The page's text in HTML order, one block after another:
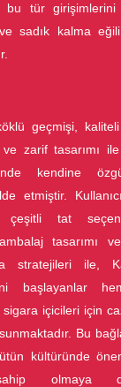
bu tür girişimlerini
sadık kalma
geçmişi,
ve zarif tasarımı
kendine
etmiştir.
çeşitli tat
tasarımı
stratejileri ile,
başlayanlar
sigara içicileri için
Bu
kültüründe
olmaya